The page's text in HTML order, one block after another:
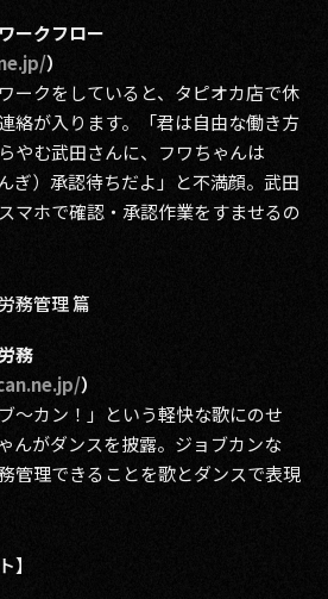
2010
2009
ークフロー
）
ークをしていると、タピオカ店で休
絡が入ります。「君は自由な働き方
やむ武田さんに、フワちゃんは
ぎ）承認待ちだよ」と不満顔。武田
マホで確認・承認作業をすませるの
務管理 篇
務
）
～カン！」という軽快な歌にのせ
んがダンスを披露。ジョブカンな
管理できることを歌とダンスで表現
】